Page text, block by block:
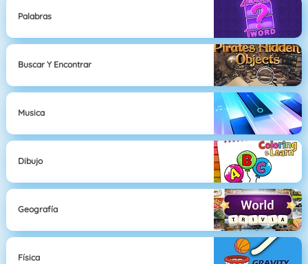
Palabras
Buscar Y Encontrar
Musica
Dibujo
Geografía
Física